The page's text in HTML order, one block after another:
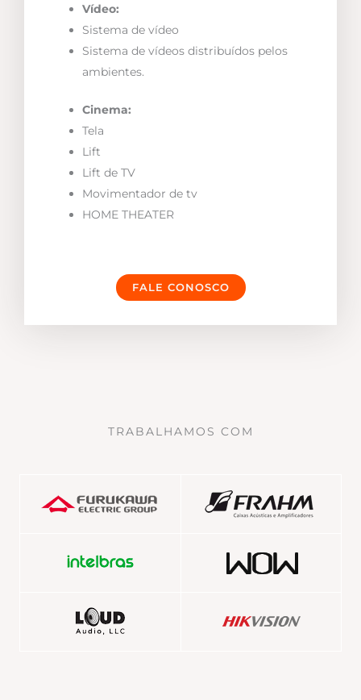
Vídeo:
Sistema de vídeo
Sistema de vídeos distribuídos pelos
ambientes.
Cinema:
Tela
Lift
Lift de TV
Movimentador de tv
HOME THEATER
FALE CONOSCO
TRABALHAMOS COM